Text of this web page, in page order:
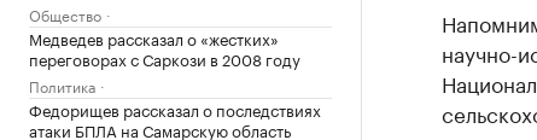
Общество
Медведев рассказал о «жестких»
переговорах с Саркози в 2008 году
Политика
Федорищев рассказал о последствиях
атаки БПЛА на Самарскую область
научно-